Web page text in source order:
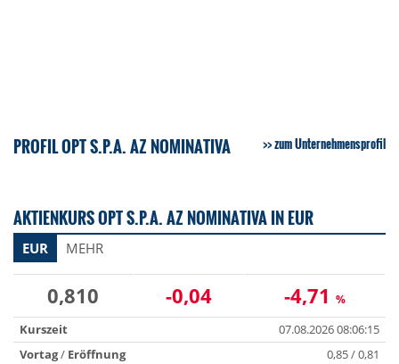
PROFIL OPT S.P.A. AZ NOMINATIVA zum Unternehmensprofil
AKTIENKURS OPT S.P.A. AZ NOMINATIVA IN EUR
EUR MEHR
0,810 -0,04 -4,71 %
Kurszeit
07.08.2026 08:06:15
Vortag/ Eröffnung 0,85 / 0,81